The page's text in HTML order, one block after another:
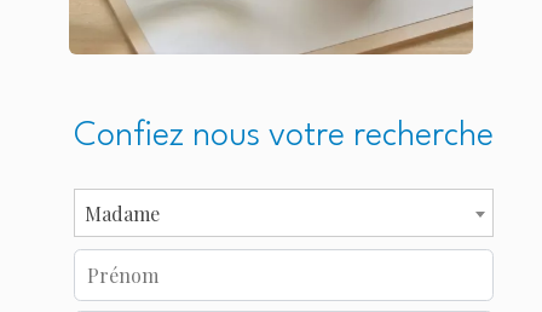
Confiez nous votre recherche
Madame